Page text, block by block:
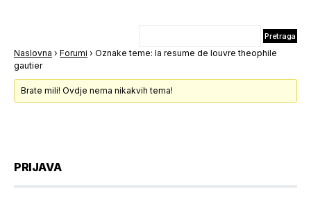
Naslovna › Forumi › Oznake teme: la resume de louvre theophile
gautier
Brate mili! Ovdje nema nikakvih tema!
PRIJAVA